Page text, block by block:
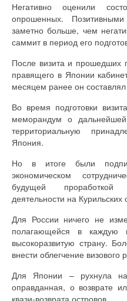
Негативно оценили
опрошенных.
заметно больше, чем
саммит в период его
После визита и прошедших
правящего в Японии
месяцем ранее он
Во время подготовки
меморандум о дальнейшей
территориальную
Япония.
Но в итоге были
экономическом
будущей проработкой
деятельности на Курильских
Для России ничего не
полагающейся в каждую
высокоразвитую страну.
внести облегчение визового
Для Японии – рухнула
оправданная, о возврате